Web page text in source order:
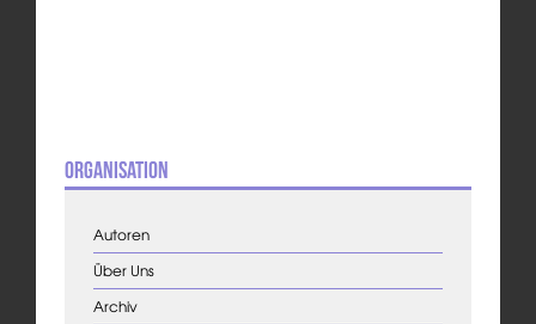
Organisation
Autoren
Über Uns
Archiv